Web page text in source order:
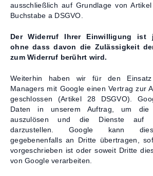
ausschließlich auf Grundlage von
Buchstabe a DSGVO.
Der Widerruf Ihrer Einwilligung ist
ohne dass davon die Zulässigkeit
zum Widerruf berührt wird.
Weiterhin haben wir für den
Managers mit Google einen Vertrag zur
geschlossen (Artikel 28 DSGVO).
Daten in unserem Auftrag, um die
auszulösen und die Dienste auf
darzustellen. Google kann
gegebenenfalls an Dritte übertragen,
vorgeschrieben ist oder soweit Dritte
von Google verarbeiten.